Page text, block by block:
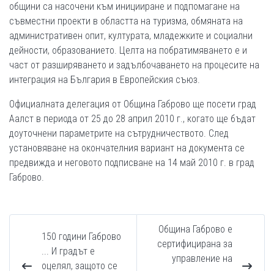
общини са насочени към иницииране и подпомагане на
съвместни проекти в областта на туризма, обмяната на
административен опит, културата, младежките и социални
дейности, образованието. Целта на побратимяването е и
част от разширяването и задълбочаването на процесите на
интеграция на България в Европейския съюз.
Официалната делегация от Община Габрово ще посети град
Аалст в периода от 25 до 28 април 2010 г., когато ще бъдат
доуточнени параметрите на сътрудничеството. След
установяване на окончателния вариант на документа се
предвижда и неговото подписване на 14 май 2010 г. в град
Габрово.
150 години Габрово
... И градът е
оцелял, защото се
Община Габрово е
сертифицирана за
управление на